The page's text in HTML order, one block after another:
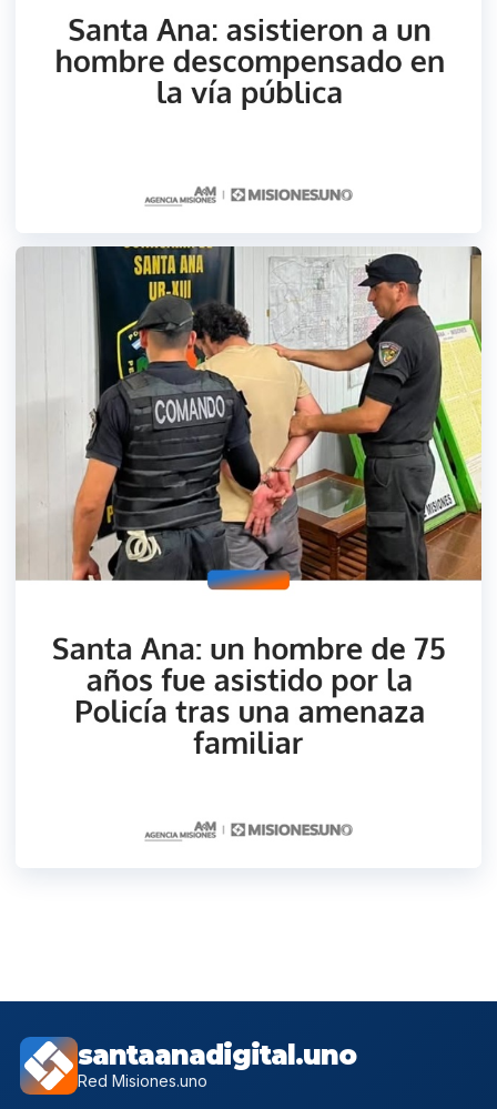
santaanadigital.uno
Red Misiones.uno